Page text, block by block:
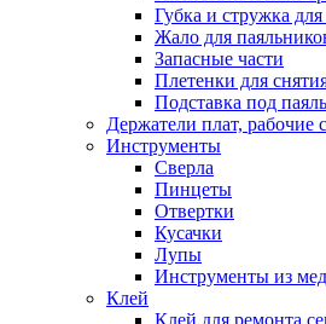
Губка и стружка
Жало для
Запасные части
Плетенки для
Подставка под
Держатели плат, рабочие
Инструменты
Сверла
Пинцеты
Отвертки
Кусачки
Лупы
Инструменты из
Клей
Клей для ремонта